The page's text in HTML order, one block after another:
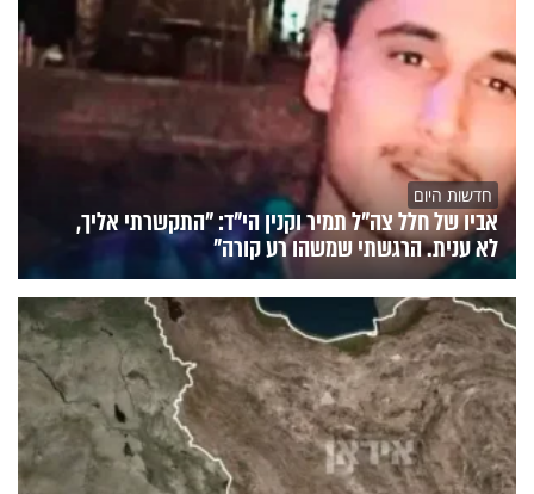
חדשות היום
אביו של חלל צה"ל תמיר וקנין הי"ד: "התקשרתי אליך,
לא ענית. הרגשתי שמשהו רע קורה"